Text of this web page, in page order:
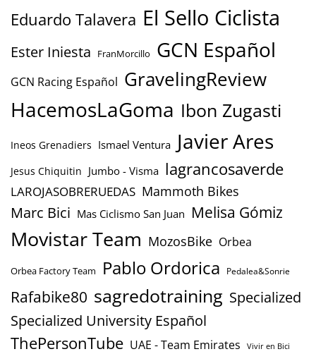
Eduardo Talavera El Sello Ciclista
Ester Iniesta FranMorcillo GCN Español
GCN Racing Español GravelingReview
HacemosLaGoma Ibon Zugasti
Ineos Grenadiers Ismael Ventura Javier Ares
Jesus Chiquitin Jumbo - Visma lagrancosaverde
LAROJASOBRERUEDAS Mammoth Bikes
Marc Bici Mas Ciclismo San Juan Melisa Gómiz
Movistar Team MozosBike Orbea
Orbea Factory Team Pablo Ordorica Pedalea&Sonrie
Rafabike80 sagredotraining Specialized
Specialized University Español
ThePersonTube UAE - Team Emirates Vivir en Bici